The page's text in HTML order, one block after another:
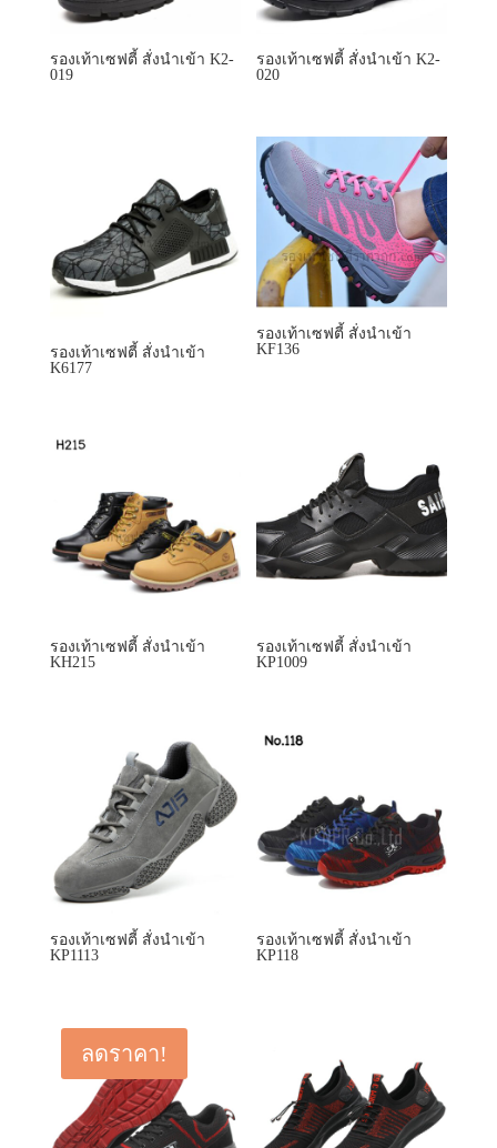
รองเท้าเซฟตี้ สั่งนำเข้า K2-
019
รองเท้าเซฟตี้ สั่งนำเข้า K2-
020
รองเท้าเซฟตี้ สั่งนำเข้า
K6177
รองเท้าเซฟตี้ สั่งนำเข้า
KF136
รองเท้าเซฟตี้ สั่งนำเข้า
KH215
รองเท้าเซฟตี้ สั่งนำเข้า
KP1009
รองเท้าเซฟตี้ สั่งนำเข้า
KP1113
รองเท้าเซฟตี้ สั่งนำเข้า
KP118
ลดราคา!